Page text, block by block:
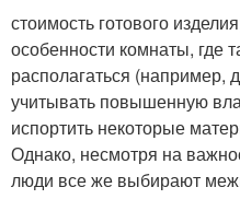
стоимость готового
особенности комнаты, где
располагаться (например,
учитывать повышенную
испортить некоторые
Однако, несмотря на
люди все же выбирают